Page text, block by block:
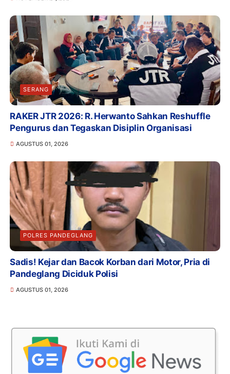
SERANG
RAKER JTR 2026: R. Herwanto Sahkan Reshuffle
Pengurus dan Tegaskan Disiplin Organisasi
AGUSTUS 01, 2026
POLRES PANDEGLANG
Sadis! Kejar dan Bacok Korban dari Motor, Pria di
Pandeglang Diciduk Polisi
AGUSTUS 01, 2026